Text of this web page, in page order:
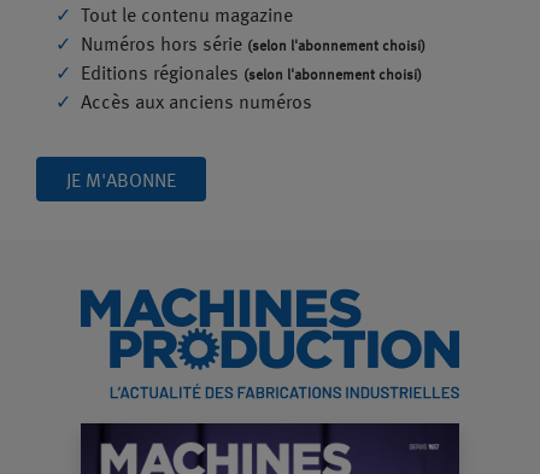
Tout le contenu magazine
Numéros hors série (selon l'abonnement choisi)
Editions régionales (selon l'abonnement choisi)
Accès aux anciens numéros
JE M'ABONNE